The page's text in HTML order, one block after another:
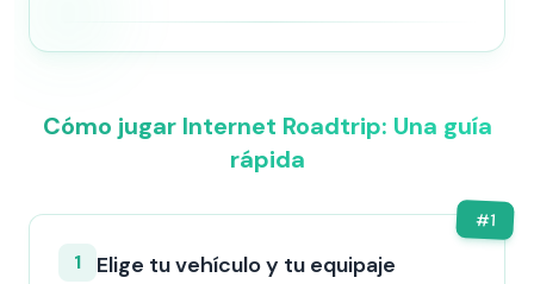
Cómo jugar Internet Roadtrip: Una guía
rápida
#1
1 Elige tu vehículo y tu equipaje